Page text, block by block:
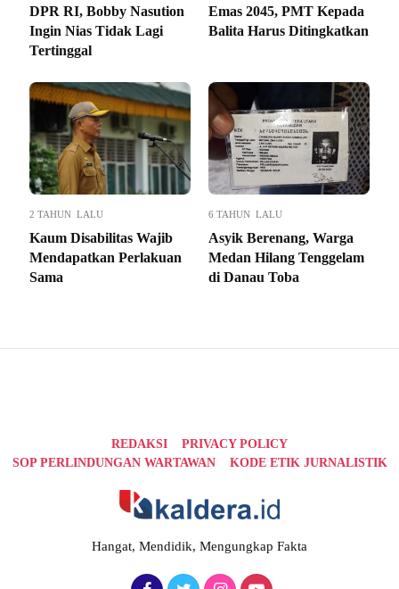
DPR RI, Bobby Nasution
Ingin Nias Tidak Lagi
Tertinggal
Emas 2045, PMT Kepada
Balita Harus Ditingkatkan
2 TAHUN LALU
Kaum Disabilitas Wajib
Mendapatkan Perlakuan
Sama
6 TAHUN LALU
Asyik Berenang, Warga
Medan Hilang Tenggelam
di Danau Toba
REDAKSI
PRIVACY POLICY
SOP PERLINDUNGAN WARTAWAN
KODE ETIK JURNALISTIK
Hangat, Mendidik, Mengungkap Fakta